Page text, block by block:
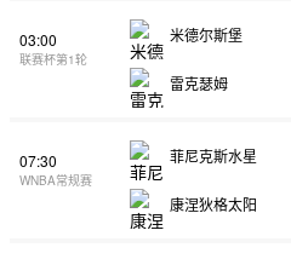
03:00
联赛杯第1轮
米德尔斯堡
雷克瑟姆
07:30
WNBA常规赛
菲尼克斯水星
康涅狄格太阳